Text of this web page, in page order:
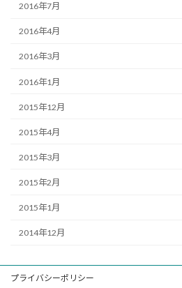
2016年7月
2016年4月
2016年3月
2016年1月
2015年12月
2015年4月
2015年3月
2015年2月
2015年1月
2014年12月
プライバシーポリシー